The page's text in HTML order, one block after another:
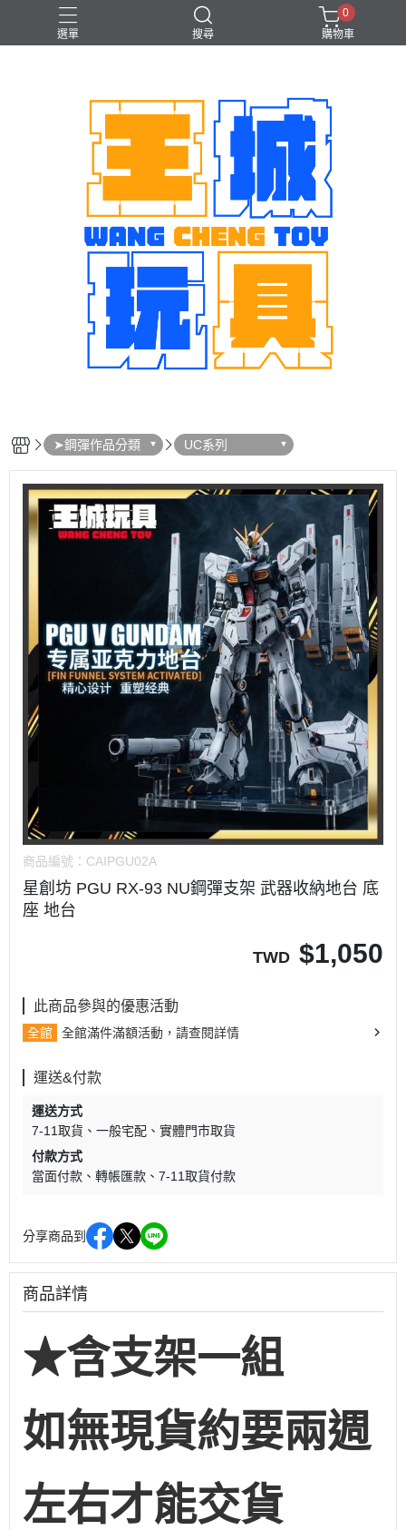
選單 搜尋
0
購物車
➤鋼彈作品分類 UC系列
商品編號： CAIPGU02A
星創坊 PGU RX-93 NU鋼彈支架 武器收納地台 底
座 地台
TWD $1,050
此商品參與的優惠活動
全館 全館滿件滿額活動，請查閱詳情
運送&付款
運送方式
7-11取貨
一般宅配
實體門市取貨
付款方式
當面付款
轉帳匯款 7-11取貨付款
分享商品到
商品詳情
★含支架一組
如無現貨約要兩週
左右才能交貨